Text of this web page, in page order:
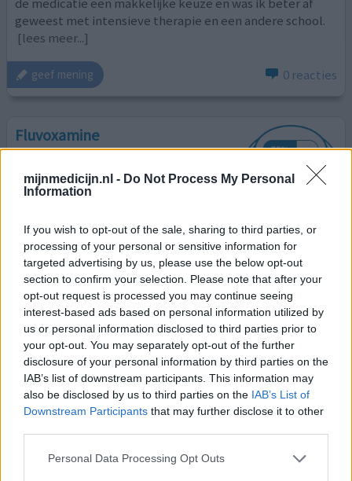
mijnmedicijn.nl - Do Not Process My Personal
Information
If you wish to opt-out of the sale, sharing to third parties, or
processing of your personal or sensitive information for
targeted advertising by us, please use the below opt-out
section to confirm your selection. Please note that after your
opt-out request is processed you may continue seeing
interest-based ads based on personal information utilized by
us or personal information disclosed to third parties prior to
your opt-out. You may separately opt-out of the further
disclosure of your personal information by third parties on the
IAB’s list of downstream participants. This information may
also be disclosed by us to third parties on the IAB’s List of
Downstream Participants that may further disclose it to other
Personal Data Processing Opt Outs
geweest met intensieve therapie en een andere school.
[lees meer...]
geef mening 0 reacties
Fluvoxamine
21-10-2024 | Vrouw | 35
fluvoxamine (50mg)
COVID-19
Hoeveelheid bijwerkingen
Bijwerkingen
gewichtstoename
Gestart met fluvoxamine naar aanleiding onderzoek van
Carla Rus. Long COVID klachten zouden minder worden,
dit is voor mij ook zo! Na een jaar gebruik kan ik zeggen
dat ik er weer voor 80% ben, fijn om het leven weer te
leven!